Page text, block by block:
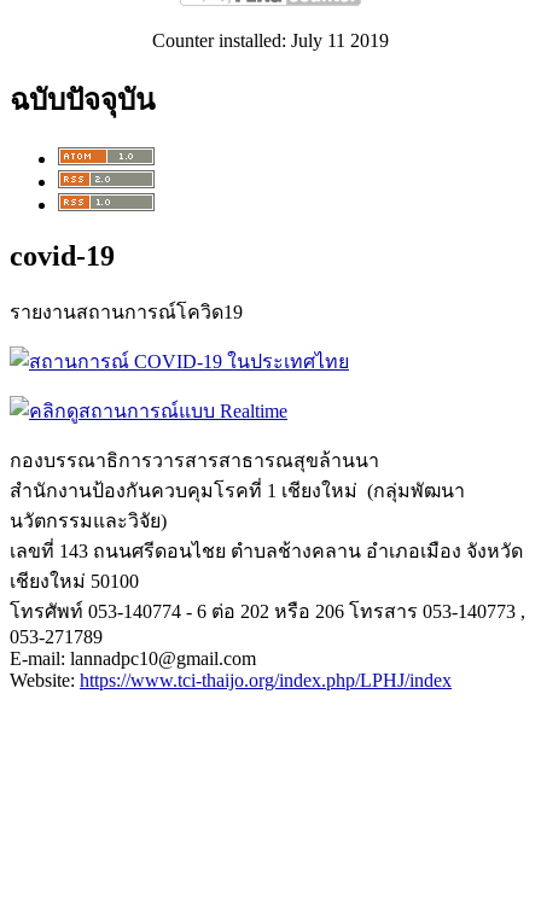
Counter installed: July 11 2019
ฉบับปัจจุบัน
covid-19
รายงานสถานการณ์โควิด19
กองบรรณาธิการวารสารสาธารณสุขล้านนา
สำนักงานป้องกันควบคุมโรคที่ 1 เชียงใหม่ (กลุ่มพัฒนา
นวัตกรรมและวิจัย)
เลขที่ 143 ถนนศรีดอนไชย ตำบลช้างคลาน อำเภอเมือง จังหวัด
เชียงใหม่ 50100
โทรศัพท์ 053-140774 - 6 ต่อ 202 หรือ 206 โทรสาร 053-140773 ,
053-271789
E-mail: lannadpc10@gmail.com
Website: https://www.tci-thaijo.org/index.php/LPHJ/index